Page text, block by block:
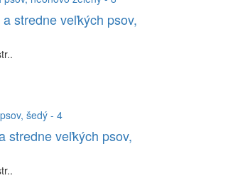
stredne veľkých psov,
stredne veľkých psov,